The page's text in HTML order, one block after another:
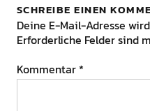
SCHREIBE EINEN
Deine E-Mail-Adresse
Erforderliche Felder sind
Kommentar *